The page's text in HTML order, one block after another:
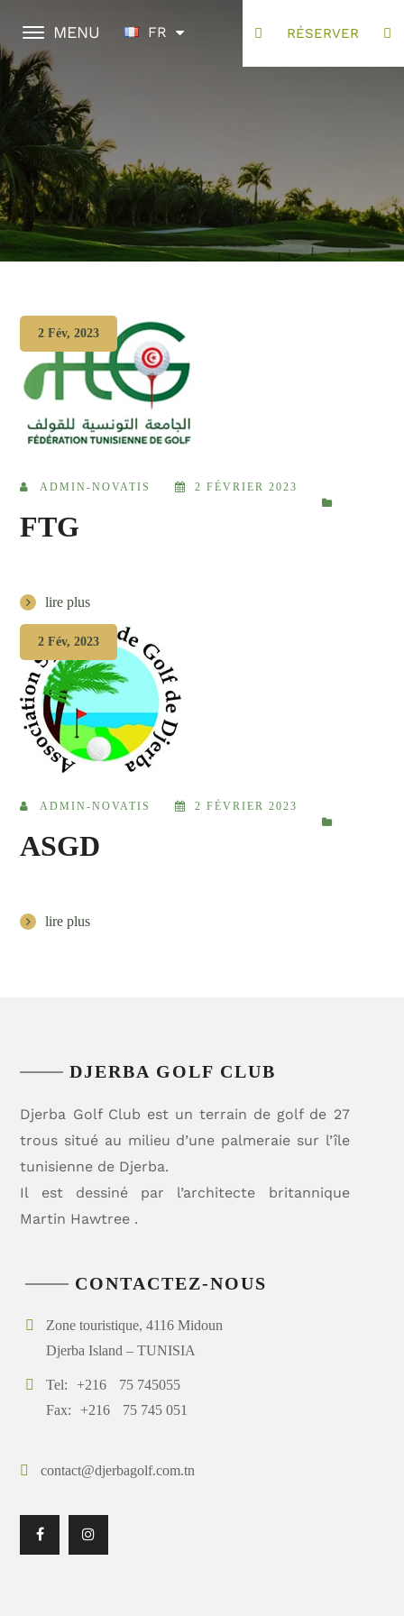
MENU FR RÉSERVER
2 Fév, 2023
ADMIN-NOVATIS 2 FÉVRIER 2023
FTG
lire plus
2 Fév, 2023
ADMIN-NOVATIS 2 FÉVRIER 2023
ASGD
lire plus
DJERBA GOLF CLUB
Djerba Golf Club est un terrain de golf de 27
trous situé au milieu d’une palmeraie sur l’île
tunisienne de Djerba.
Il est dessiné par l’architecte britannique
Martin Hawtree .
CONTACTEZ-NOUS
Zone touristique, 4116 Midoun
Djerba Island – TUNISIA
Tel: +216
75 745055
Fax:
+216 75 745 051
contact@djerbagolf.com.tn